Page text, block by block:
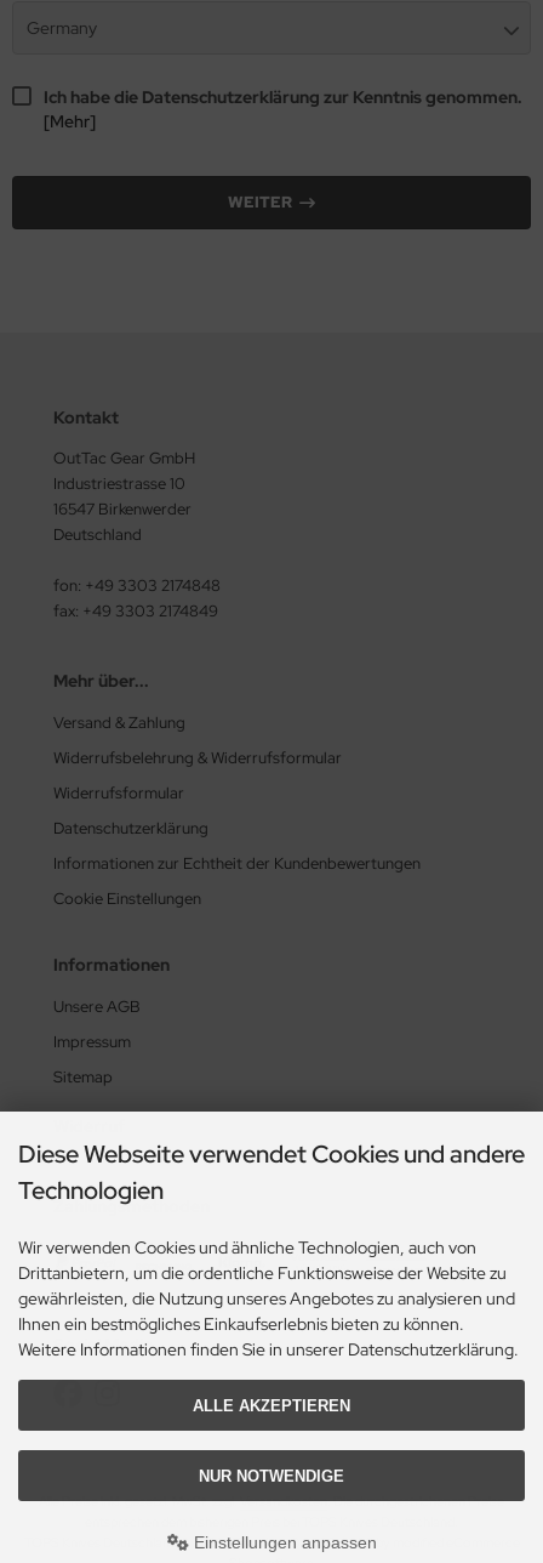
Germany
Ich habe die Datenschutzerklärung zur Kenntnis genommen.
[Mehr]
WEITER
Kontakt
OutTac Gear GmbH
Industriestrasse 10
16547 Birkenwerder
Deutschland
fon: +49 3303 2174848
fax: +49 3303 2174849
Mehr über...
Versand & Zahlung
Widerrufsbelehrung & Widerrufsformular
Widerrufsformular
Datenschutzerklärung
Informationen zur Echtheit der Kundenbewertungen
Cookie Einstellungen
Informationen
Unsere AGB
Impressum
Sitemap
Zahlungsmethoden
Social Media
Alle Preise inkl. gesetzl. MwSt. zzgl.Versandkosten. Die durchgestrichenen Preise
TOPS Knives Deutschland © 2026 | Template © 2009-2026 by modified eCommerce
Diese Webseite verwendet Cookies und andere
Technologien
Wir verwenden Cookies und ähnliche Technologien, auch von
Drittanbietern, um die ordentliche Funktionsweise der Website zu
gewährleisten, die Nutzung unseres Angebotes zu analysieren und
Ihnen ein bestmögliches Einkaufserlebnis bieten zu können.
Weitere Informationen finden Sie in unserer Datenschutzerklärung.
ALLE AKZEPTIEREN
NUR NOTWENDIGE
Einstellungen anpassen